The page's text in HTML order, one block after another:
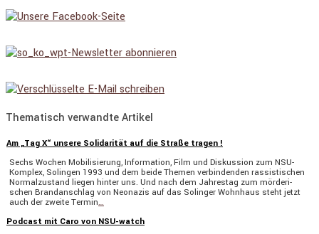
Thematisch verwandte Artikel
Am „Tag X“ unsere Solidarität auf die Straße tragen !
Sechs Wochen Mobili­sie­rung, Infor­ma­tion, Film und Diskus­sion zum NSU-
Komplex, Solingen 1993 und dem beide Themen verbin­denden rassis­ti­schen
Normal­zu­stand liegen hinter uns. Und nach dem Jahrestag zum mörde­ri­
schen Brand­an­schlag von Neonazis auf das Solinger Wohnhaus steht jetzt
auch der zweite Termin…
Podcast mit Caro von NSU-watch